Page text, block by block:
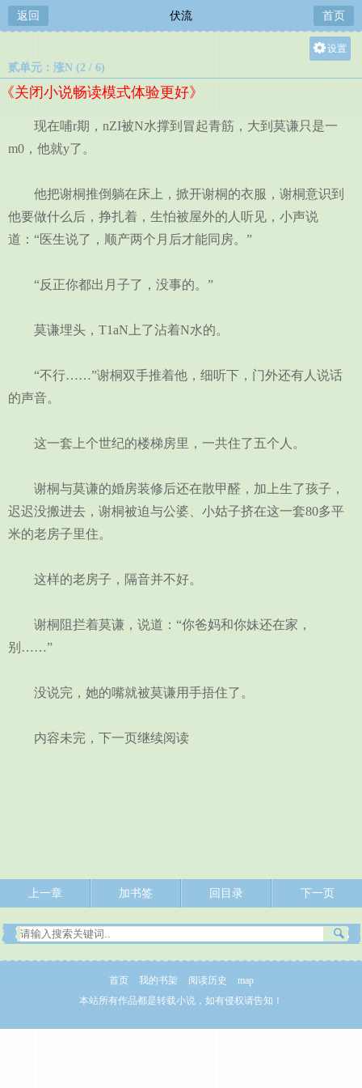
返回 伏流 首页
设置
中
贰单元：涨N (2 / 6)
《关闭小说畅读模式体验更好》
现在哺r期，nZI被N水撑到冒起青筋，大到莫谦只是一
m0，他就y了。
他把谢桐推倒躺在床上，掀开谢桐的衣服，谢桐意识到
他要做什么后，挣扎着，生怕被屋外的人听见，小声说
道：“医生说了，顺产两个月后才能同房。”
“反正你都出月子了，没事的。”
莫谦埋头，T1aN上了沾着N水的。
“不行……”谢桐双手推着他，细听下，门外还有人说话
的声音。
这一套上个世纪的楼梯房里，一共住了五个人。
谢桐与莫谦的婚房装修后还在散甲醛，加上生了孩子，
迟迟没搬进去，谢桐被迫与公婆、小姑子挤在这一套80多平
米的老房子里住。
这样的老房子，隔音并不好。
谢桐阻拦着莫谦，说道：“你爸妈和你妹还在家，
别……”
没说完，她的嘴就被莫谦用手捂住了。
内容未完，下一页继续阅读
上一章 加书签 回目录 下一页
首页 我的书架 阅读历史
map
本站所有作品都是转载小说，如有侵权请告知！